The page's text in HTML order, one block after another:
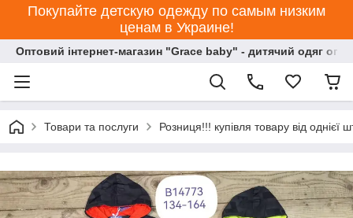
Покупайте детскую одежду по самым низким
ценам в Украине!
Оптовий інтернет-магазин "Grace baby" - дитячий одяг
Товари та послуги Розниця!!! купівля товару від однієї